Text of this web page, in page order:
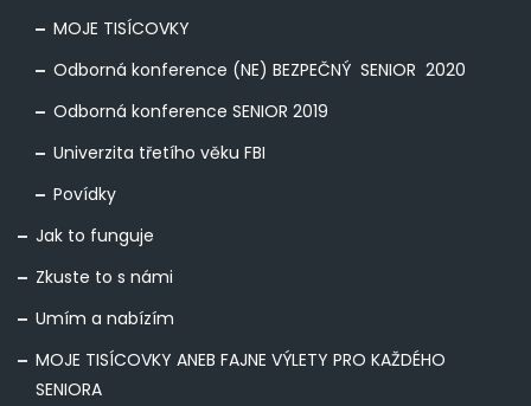
MOJE TISÍCOVKY
Odborná konference (NE) BEZPEČNÝ SENIOR 2020
Odborná konference SENIOR 2019
Univerzita třetího věku FBI
Povídky
Jak to funguje
Zkuste to s námi
Umím a nabízím
MOJE TISÍCOVKY ANEB FAJNE VÝLETY PRO KAŽDÉHO
SENIORA